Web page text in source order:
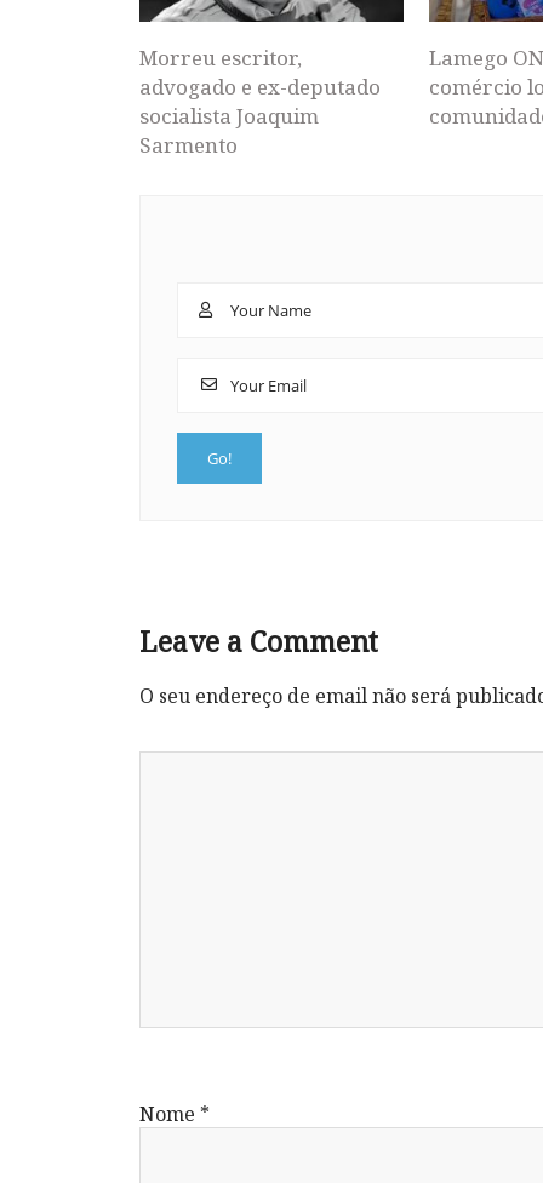
Morreu escritor,
advogado e ex-deputado
socialista Joaquim
Sarmento
Lamego
comércio
Leave a Comment
O seu endereço de email não será
Nome *